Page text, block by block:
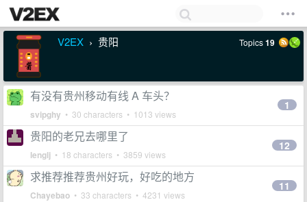
V2EX › 贵阳 Topics19
有没有贵州移动有线 A 车头？
svipghy • 30 characters • 1013 views
1
贵阳的老兄去哪里了
lenglj • 18 characters • 3859 views
12
求推荐推荐贵州好玩，好吃的地方
Chayebao • 33 characters • 4231 views
11